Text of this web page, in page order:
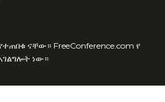
ናቸው። FreeConference.com የ
ነው።